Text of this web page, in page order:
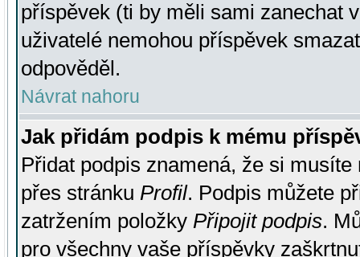
příspěvek (ti by měli sami zanechat
uživatelé nemohou příspěvek
odpověděl.
Návrat nahoru
Jak přidám podpis k mému
Přidat podpis znamená, že si
přes stránku Profil. Podpis můžete
zatržením položky Připojit podpis.
pro všechny vaše příspěvky